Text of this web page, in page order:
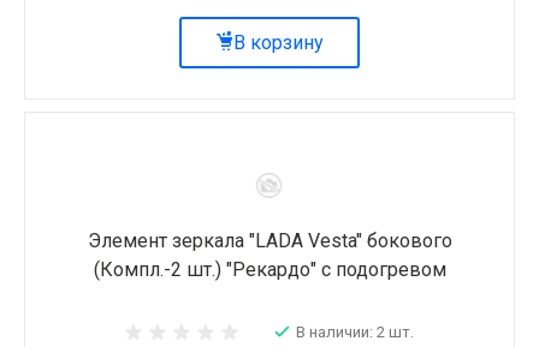
В корзину
Элемент зеркала "LADA Vesta" бокового
(Компл.-2 шт.) "Рекардо" с подогревом
В наличии: 2 шт.